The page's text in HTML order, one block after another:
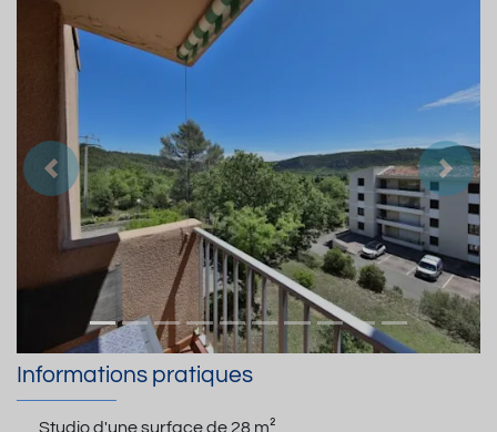
Précedent
Informations pratiques
Studio d'une surface de28 m²